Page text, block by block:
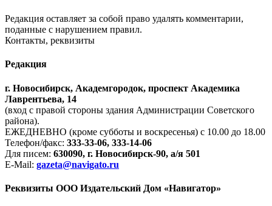
Редакция оставляет за собой право удалять комментарии,
поданные с нарушением правил.
Контакты, реквизиты
Редакция
г. Новосибирск, Академгородок, проспект Академика
Лаврентьева, 14
(вход с правой стороны здания Администрации Советского
района).
ЕЖЕДНЕВНО (кроме субботы и воскресенья) с 10.00 до 18.00
Телефон/факс: 333-33-06, 333-14-06
Для писем: 630090, г. Новосибирск-90, а/я 501
E-Mail: gazeta@navigato.ru
Реквизиты ООО Издательский Дом «Навигатор»